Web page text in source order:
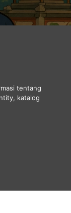
tentang
katalog